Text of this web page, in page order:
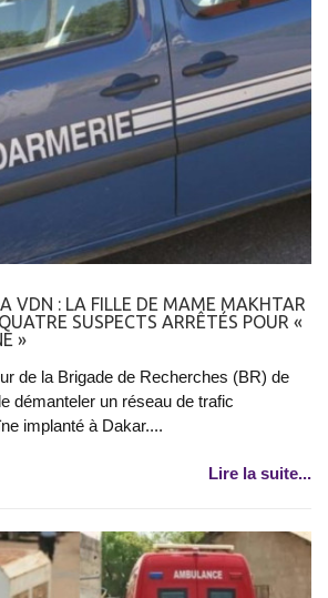
VDN : LA FILLE DE MAME MAKHTAR
SUSPECTS ARRÊTÉS POUR «
»
de la Brigade de Recherches (BR) de
démanteler un réseau de trafic
implanté à Dakar....
Lire la suite...